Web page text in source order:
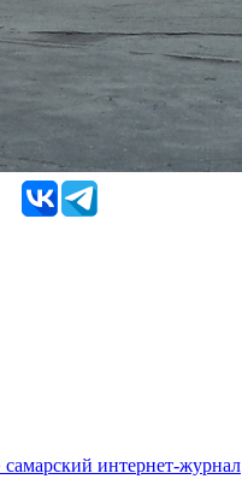
интернет-журнал